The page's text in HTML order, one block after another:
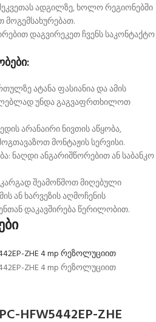
ადგილზე, ხოლო რეგიონებში
დაგვირეკეთ ჩვენს საკონტაქტო
ატანა ფასიანია და ამის
უნდა გაგვაფრთხილოთ
არანაირი ნივთის აწყობა,
მონტაჟის სერვისი.
ნაღდი ანგარიშწორებით ან საბანკო
შეამოწმოთ მიღებული
ან ხარვეზის აღმოჩენის
დაკავშირება წერილობით.
HFW5442EP-ZHE